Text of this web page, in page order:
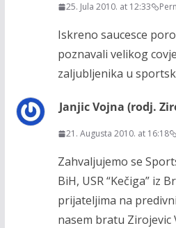
25. Jula 2010. at 12:33
Iskreno saucesce
poznavali velikog
zaljubljenika u
Janjic Vojna (rodj.
21. Augusta 2010. at 16:18
Zahvaljujemo se
BiH, USR “Kečiga” iz
prijateljima na
nasem bratu Zirojevic